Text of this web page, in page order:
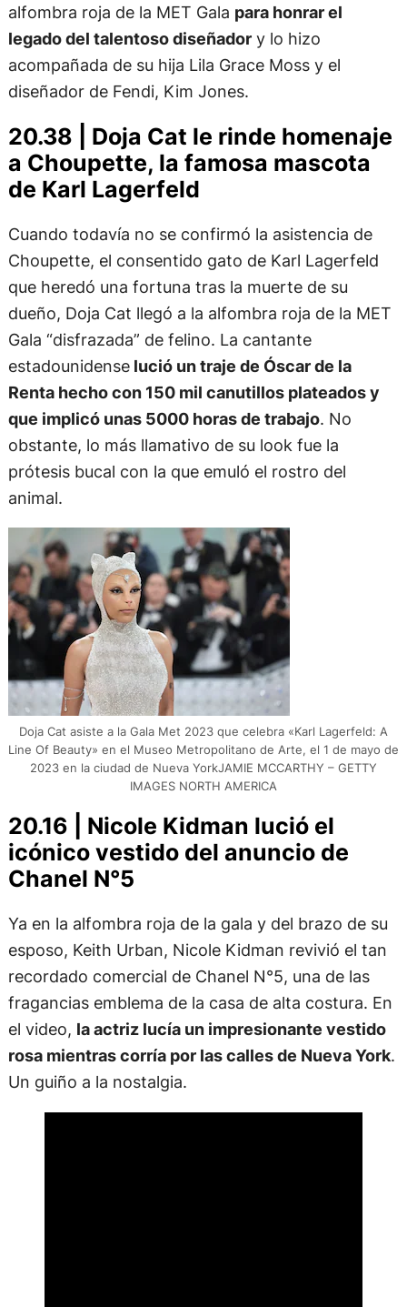
alfombra roja de la MET Gala para honrar el
legado del talentoso diseñadory lo hizo
acompañada de su hija Lila Grace Moss y el
diseñador de Fendi, Kim Jones.
20.38 | Doja Cat le rinde homenaje
a Choupette, la famosa mascota
de Karl Lagerfeld
Cuando todavía no se confirmó la asistencia de
Choupette, el consentido gato de Karl Lagerfeld
que heredó una fortuna tras la muerte de su
dueño, Doja Cat llegó a la alfombra roja de la MET
Gala “disfrazada” de felino. La cantante
estadounidenselució un traje de Óscar de la
Renta hecho con 150 mil canutillos plateados y
que implicó unas 5000 horas de trabajo. No
obstante, lo más llamativo de su look fue la
prótesis bucal con la que emuló el rostro del
animal.
Doja Cat asiste a la Gala Met 2023 que celebra «Karl Lagerfeld: A
Line Of Beauty» en el Museo Metropolitano de Arte, el 1 de mayo de
2023 en la ciudad de Nueva YorkJAMIE MCCARTHY – GETTY
IMAGES NORTH AMERICA
20.16 | Nicole Kidman lució el
icónico vestido del anuncio de
Chanel N°5
Ya en la alfombra roja de la gala y del brazo de su
esposo, Keith Urban, Nicole Kidman revivió el tan
recordado comercial de Chanel N°5, una de las
fragancias emblema de la casa de alta costura. En
el video, la actriz lucía un impresionante vestido
rosa mientras corría por las calles de Nueva York.
Un guiño a la nostalgia.